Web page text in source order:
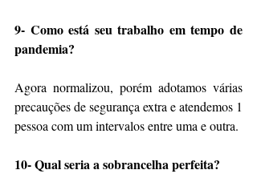
9- Como está seu trabalho em tempo de
pandemia?
Agora normalizou, porém adotamos várias
precauções de segurança extra e atendemos 1
pessoa com um intervalos entre uma e outra.
10- Qual seria a sobrancelha perfeita?